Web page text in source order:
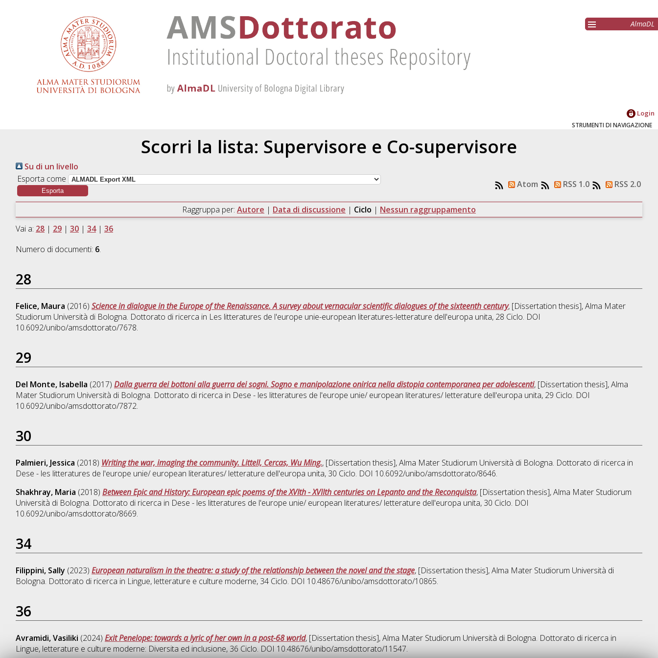
AlmaDL
Login
STRUMENTI DI NAVIGAZIONE
Scorri la lista: Supervisore e Co-supervisore
Su di un livello
Esporta come
Atom RSS 1.0 RSS 2.0
Raggruppa per: Autore | Data di discussione | Ciclo | Nessun raggruppamento
Vai a: 28| 29| 30| 34| 36
Numero di documenti: 6.
28
Felice, Maura (2016) Science in dialogue in the Europe of the Renaissance. A survey about vernacular scientific dialogues of the sixteenth century, [Dissertation thesis], Alma Mater
Studiorum Università di Bologna. Dottorato di ricerca in Les litteratures de l'europe unie-european literatures-letterature dell'europa unita, 28 Ciclo. DOI
10.6092/unibo/amsdottorato/7678.
29
Del Monte, Isabella (2017) Dalla guerra dei bottoni alla guerra dei sogni. Sogno e manipolazione onirica nella distopia contemporanea per adolescenti, [Dissertation thesis], Alma
Mater Studiorum Università di Bologna. Dottorato di ricerca in Dese - les litteratures de l'europe unie/ european literatures/ letterature dell'europa unita, 29 Ciclo. DOI
10.6092/unibo/amsdottorato/7872.
30
Palmieri, Jessica (2018) Writing the war, imaging the community. Littell, Cercas, Wu Ming., [Dissertation thesis], Alma Mater Studiorum Università di Bologna. Dottorato di ricerca in
Dese - les litteratures de l'europe unie/ european literatures/ letterature dell'europa unita, 30 Ciclo. DOI 10.6092/unibo/amsdottorato/8646.
Shakhray, Maria (2018) Between Epic and History: European epic poems of the XVIth - XVIIth centuries on Lepanto and the Reconquista, [Dissertation thesis], Alma Mater Studiorum
Università di Bologna. Dottorato di ricerca in Dese - les litteratures de l'europe unie/ european literatures/ letterature dell'europa unita, 30 Ciclo. DOI
10.6092/unibo/amsdottorato/8669.
34
Filippini, Sally (2023) European naturalism in the theatre: a study of the relationship between the novel and the stage, [Dissertation thesis], Alma Mater Studiorum Università di
Bologna. Dottorato di ricerca in Lingue, letterature e culture moderne, 34 Ciclo. DOI 10.48676/unibo/amsdottorato/10865.
36
Avramidi, Vasiliki (2024) Exit Penelope: towards a lyric of her own in a post-68 world, [Dissertation thesis], Alma Mater Studiorum Università di Bologna. Dottorato di ricerca in
Lingue, letterature e culture moderne: Diversita ed inclusione, 36 Ciclo. DOI 10.48676/unibo/amsdottorato/11547.